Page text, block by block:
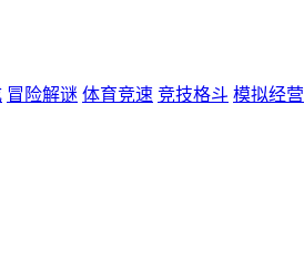
冒险解谜 体育竞速 竞技格斗 模拟经营